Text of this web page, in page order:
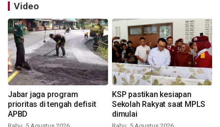
Video
Jabar jaga program
prioritas di tengah defisit
APBD
KSP pastikan kesiapan
Sekolah Rakyat saat MPLS
dimulai